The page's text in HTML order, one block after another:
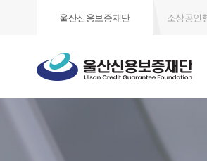
울산신용보증재단 소상공인